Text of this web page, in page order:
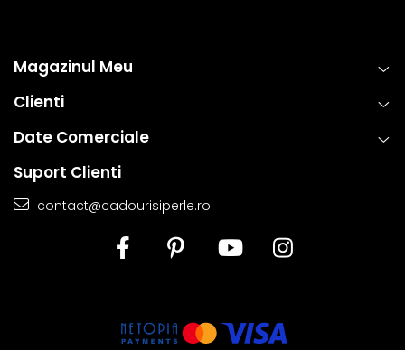
Magazinul Meu
Clienti
Date Comerciale
Suport Clienti
contact@cadourisiperle.ro